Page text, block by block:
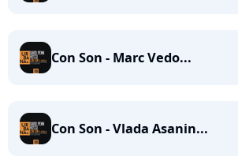
Con Son - Marc Vedo...
Con Son - Vlada Asanin...